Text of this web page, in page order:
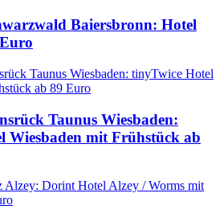
Baiersbronn: Hotel
Taunus Wiesbaden:
Wiesbaden mit Frühstück ab